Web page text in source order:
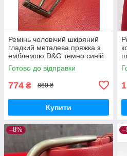
Ремінь чоловічий шкіряний
гладкий металева пряжка з
емблемою D&G темно синій
Готово до відправки
774 ₴ 860 ₴
Купити
–8%